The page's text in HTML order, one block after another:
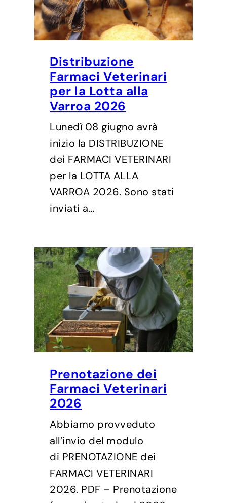
Distribuzione
Farmaci Veterinari
per la Lotta alla
Varroa 2026
Lunedì 08 giugno avrà
inizio la DISTRIBUZIONE
dei FARMACI VETERINARI
per la LOTTA ALLA
VARROA 2026. Sono stati
inviati a…
Prenotazione dei
Farmaci Veterinari
2026
Abbiamo provveduto
all’invio del modulo
di PRENOTAZIONE dei
FARMACI VETERINARI
2026. PDF – Prenotazione